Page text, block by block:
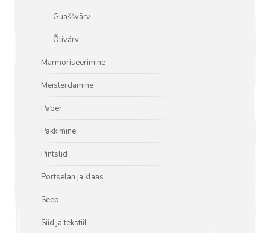
Guaššvärv
Õlivärv
Marmoriseerimine
Meisterdamine
Paber
Pakkimine
Pintslid
Portselan ja klaas
Seep
Siid ja tekstiil